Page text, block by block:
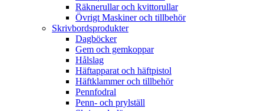
Räknerullar och kvittorullar
Övrigt Maskiner och tillbehör
Skrivbordsprodukter
Dagböcker
Gem och gemkoppar
Hålslag
Häftapparat och häftpistol
Häftklammer och tillbehör
Pennfodral
Penn- och prylställ